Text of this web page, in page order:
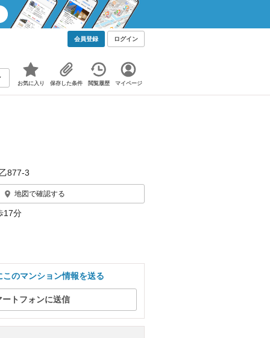
会員登録 ログイン
お気に入り 保存した条件 閲覧履歴 マイページ
877‐3
地図で確認する
17分
のマンション情報を送る
トフォンに送信